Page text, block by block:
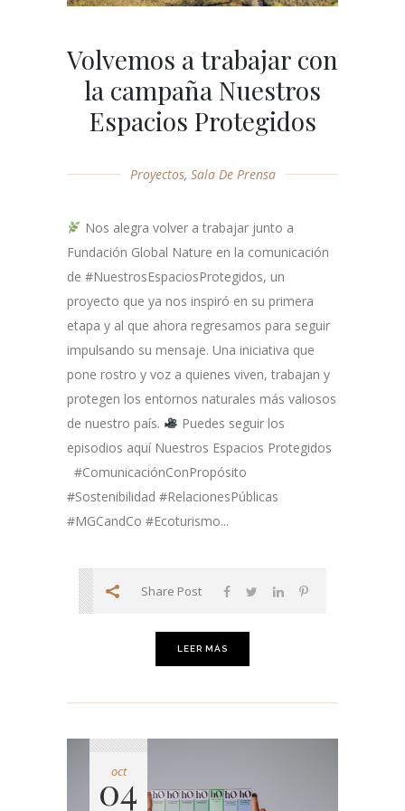
Volvemos a trabajar con
la campaña Nuestros
Espacios Protegidos
Proyectos, Sala De Prensa
Nos alegra volver a trabajar junto a
Fundación Global Nature en la comunicación
de #NuestrosEspaciosProtegidos, un
proyecto que ya nos inspiró en su primera
etapa y al que ahora regresamos para seguir
impulsando su mensaje. Una iniciativa que
pone rostro y voz a quienes viven, trabajan y
protegen los entornos naturales más valiosos
de nuestro país.
Puedes seguir los
episodios aquí Nuestros Espacios Protegidos
#ComunicaciónConPropósito
#Sostenibilidad #RelacionesPúblicas
#MGCandCo #Ecoturismo...
Share Post
LEER MÁS
oct
04